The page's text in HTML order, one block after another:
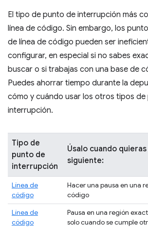
El tipo de punto de interrupción más
línea de código. Sin embargo, los
de línea de código pueden ser
configurar, en especial si no sabes
buscar o si trabajas con una base de
Puedes ahorrar tiempo durante la
cómo y cuándo usar los otros tipos
interrupción.
Tipo de
punto de
interrupción
Úsalo cuando
siguiente:
Línea de
código
Hacer una pausa en una
código
Línea de
código
Pausa en una región
solo cuando se cumple